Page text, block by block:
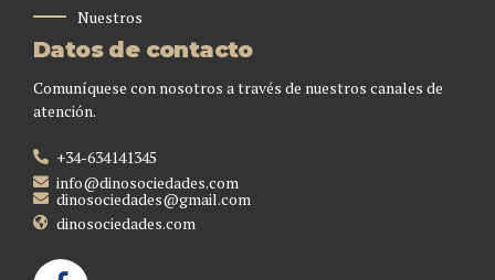
Nuestros
Datos de contacto
Comuníquese con nosotros a través de nuestros canales de
atención.
+34-634141345
info@dinosociedades.com
dinosociedades@gmail.com
dinosociedades.com